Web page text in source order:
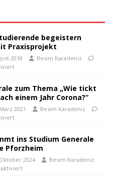
begeistern
Praxisprojekt
2018
Besim Karadeniz
zum Thema „Wie tickt
einem Jahr Corona?“
2021
Besim Karadeniz
ins Studium Generale
Pforzheim
2024
Besim Karadeniz